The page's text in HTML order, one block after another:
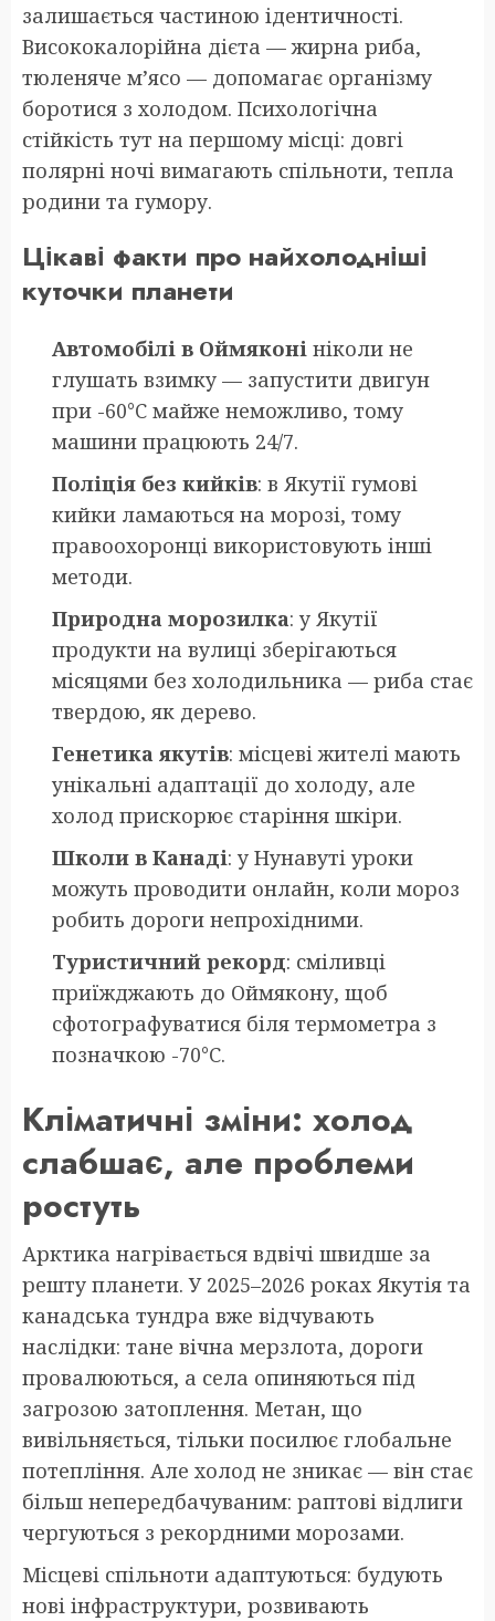
залишається частиною ідентичності.
Висококалорійна дієта — жирна риба,
тюленяче м’ясо — допомагає організму
боротися з холодом. Психологічна
стійкість тут на першому місці: довгі
полярні ночі вимагають спільноти, тепла
родини та гумору.
Цікаві факти про найхолодніші
куточки планети
Автомобілі в Оймяконі ніколи не
глушать взимку — запустити двигун
при -60°C майже неможливо, тому
машини працюють 24/7.
Поліція без кийків: в Якутії гумові
кийки ламаються на морозі, тому
правоохоронці використовують інші
методи.
Природна морозилка: у Якутії
продукти на вулиці зберігаються
місяцями без холодильника — риба стає
твердою, як дерево.
Генетика якутів: місцеві жителі мають
унікальні адаптації до холоду, але
холод прискорює старіння шкіри.
Школи в Канаді: у Нунавуті уроки
можуть проводити онлайн, коли мороз
робить дороги непрохідними.
Туристичний рекорд: сміливці
приїжджають до Оймякону, щоб
сфотографуватися біля термометра з
позначкою -70°C.
Кліматичні зміни: холод
слабшає, але проблеми
ростуть
Арктика нагрівається вдвічі швидше за
решту планети. У 2025–2026 роках Якутія та
канадська тундра вже відчувають
наслідки: тане вічна мерзлота, дороги
провалюються, а села опиняються під
загрозою затоплення. Метан, що
вивільняється, тільки посилює глобальне
потепління. Але холод не зникає — він стає
більш непередбачуваним: раптові відлиги
чергуються з рекордними морозами.
Місцеві спільноти адаптуються: будують
нові інфраструктури, розвивають